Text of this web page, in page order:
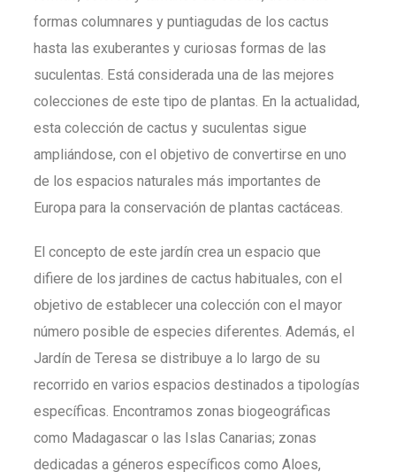
formas columnares y puntiagudas de los cactus
hasta las exuberantes y curiosas formas de las
suculentas. Está considerada una de las mejores
colecciones de este tipo de plantas. En la actualidad,
esta colección de cactus y suculentas sigue
ampliándose, con el objetivo de convertirse en uno
de los espacios naturales más importantes de
Europa para la conservación de plantas cactáceas.
El concepto de este jardín crea un espacio que
difiere de los jardines de cactus habituales, con el
objetivo de establecer una colección con el mayor
número posible de especies diferentes. Además, el
Jardín de Teresa se distribuye a lo largo de su
recorrido en varios espacios destinados a tipologías
específicas. Encontramos zonas biogeográficas
como Madagascar o las Islas Canarias; zonas
dedicadas a géneros específicos como Aloes,